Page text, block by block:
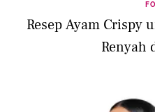
Resep Ayam Crispy
Renyah